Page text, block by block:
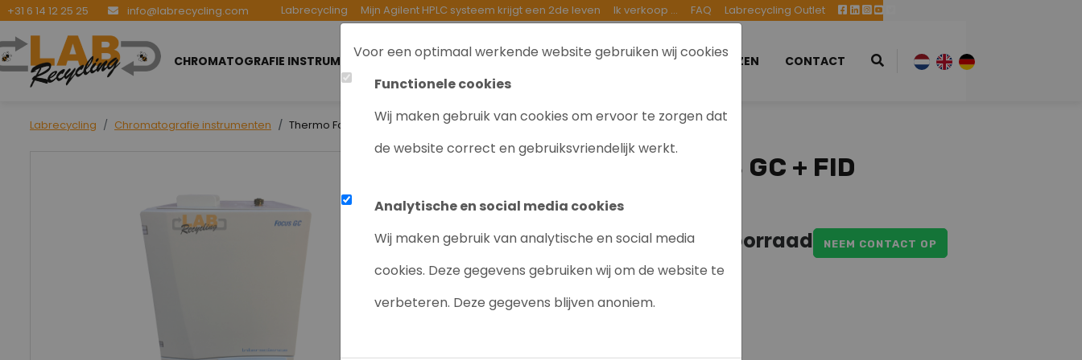
Voor een optimaal werkende website gebruiken wij cookies
Functionele cookies
Wij maken gebruik van cookies om ervoor te zorgen dat
de website correct en gebruiksvriendelijk werkt.
Analytische en social media cookies
Wij maken gebruik van analytische en social media
cookies. Deze gegevens gebruiken wij om de website te
verbeteren. Deze gegevens blijven anoniem.
+31 6 14 12 25 25 info@labrecycling.com Labrecycling Mijn Agilent HPLC systeem krijgt een 2de leven Ik verkoop ... FAQ Labrecycling Outlet
CHROMATOGRAFIE INSTRUMENTEN INKOOP GOEDE DOELEN OVER ONS BEURZEN CONTACT
Labrecycling Chromatografie instrumenten Thermo Focus GC + FID
THERMO FOCUS GC + FID
Artikelnr: 1013
Gevraagd/ Niet op voorraad NEEM CONTACT OP